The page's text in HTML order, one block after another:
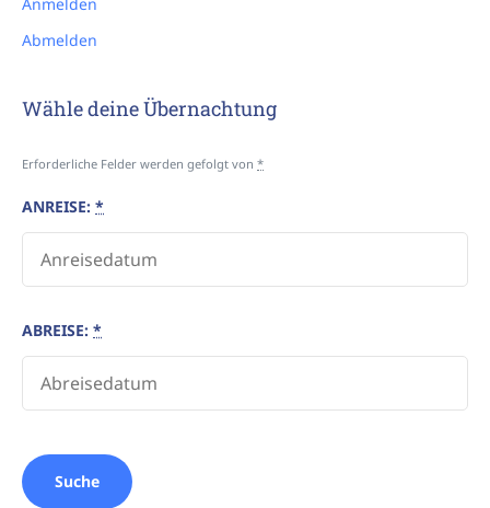
Abmelden
Wähle deine Übernachtung
Erforderliche Felder werden gefolgt von *
ANREISE: *
ABREISE: *